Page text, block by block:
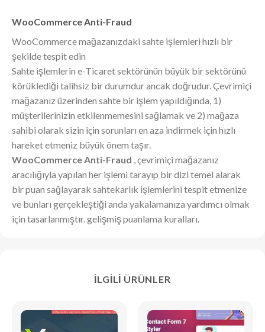
WooCommerce Anti-Fraud
WooCommerce mağazanızdaki sahte işlemleri hızlı bir
şekilde tespit edin
Sahte işlemlerin e-Ticaret sektörünün büyük bir sektörünü
körüklediği talihsiz bir durumdur ancak doğrudur. Çevrimiçi
mağazanız üzerinden sahte bir işlem yapıldığında, 1)
müşterilerinizin etkilenmemesini sağlamak ve 2) mağaza
sahibi olarak sizin için sorunları en aza indirmek için hızlı
hareket etmeniz büyük önem taşır.
WooCommerce Anti-Fraud , çevrimiçi mağazanız
aracılığıyla yapılan her işlemi tarayıp bir dizi temel alarak
bir puan sağlayarak sahtekarlık işlemlerini tespit etmenize
ve bunları gerçekleştiği anda yakalamanıza yardımcı olmak
için tasarlanmıştır. gelişmiş puanlama kuralları.
İLGILI ÜRÜNLER